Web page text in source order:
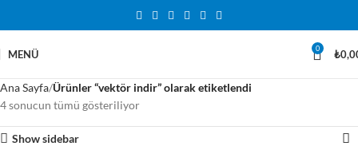
MENÜ 0 ₺
Ana Sayfa Ürünler “vektör indir” olarak etiketlendi
4 sonucun tümü gösteriliyor
Show sidebar